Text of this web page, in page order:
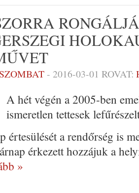
- 2016-03-01 ROVAT:
A hét végén a 2005-ben
ismeretlen tettesek
értesülését a rendőrség is
érkezett hozzájuk a
»